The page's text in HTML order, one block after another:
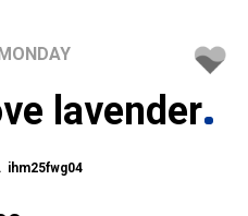
lavender
ihm25fwg04